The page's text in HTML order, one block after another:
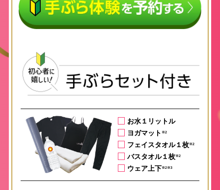
お水１リットル
ヨガマット ※2
フェイスタオル１枚※2
バスタオル１枚※2
ウェア上下※2※3